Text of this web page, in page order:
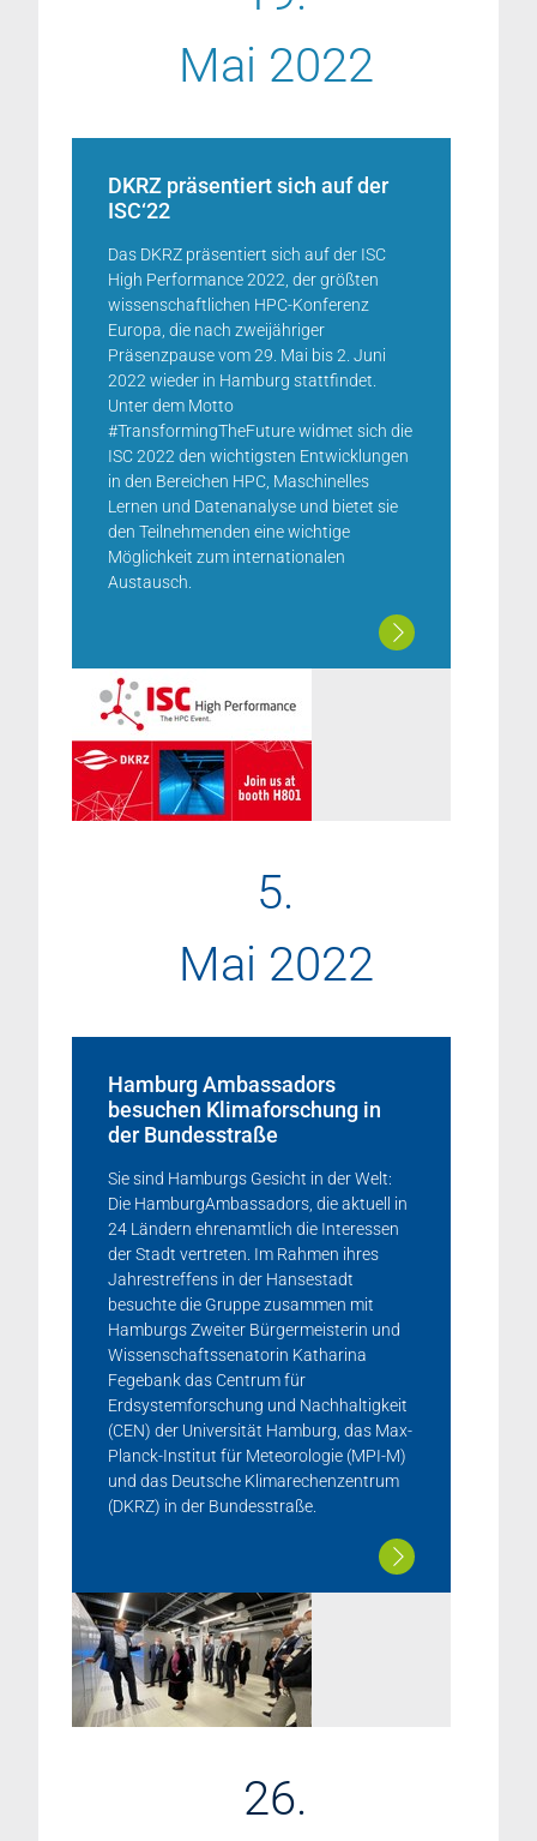
Mai 2022
DKRZ präsentiert sich auf der
ISC‘22
Das DKRZ präsentiert sich auf der ISC
High Performance 2022, der größten
wissenschaftlichen HPC-Konferenz
Europa, die nach zweijähriger
Präsenzpause vom 29. Mai bis 2. Juni
2022 wieder in Hamburg stattfindet.
Unter dem Motto
#TransformingTheFuture widmet sich die
ISC 2022 den wichtigsten Entwicklungen
in den Bereichen HPC, Maschinelles
Lernen und Datenanalyse und bietet sie
den Teilnehmenden eine wichtige
Möglichkeit zum internationalen
Austausch.
5.
Mai 2022
Hamburg Ambassadors
besuchen Klimaforschung in
der Bundesstraße
Sie sind Hamburgs Gesicht in der Welt:
Die HamburgAmbassadors, die aktuell in
24 Ländern ehrenamtlich die Interessen
der Stadt vertreten. Im Rahmen ihres
Jahrestreffens in der Hansestadt
besuchte die Gruppe zusammen mit
Hamburgs Zweiter Bürgermeisterin und
Wissenschaftssenatorin Katharina
Fegebank das Centrum für
Erdsystemforschung und Nachhaltigkeit
(CEN) der Universität Hamburg, das Max-
Planck-Institut für Meteorologie (MPI-M)
und das Deutsche Klimarechenzentrum
(DKRZ) in der Bundesstraße.
26.